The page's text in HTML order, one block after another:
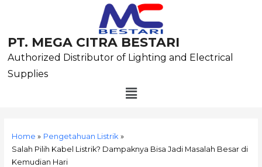
PT. MEGA CITRA BESTARI
Authorized Distributor of Lighting and Electrical
Supplies
Menu
Home
Pengetahuan Listrik
Salah Pilih Kabel Listrik? Dampaknya Bisa Jadi Masalah Besar di
Kemudian Hari